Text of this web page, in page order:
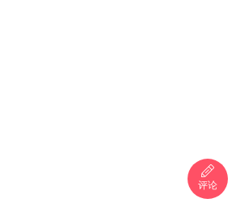
评论